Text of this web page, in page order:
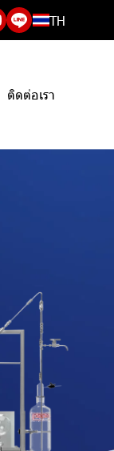
TH
ติดต่อเรา